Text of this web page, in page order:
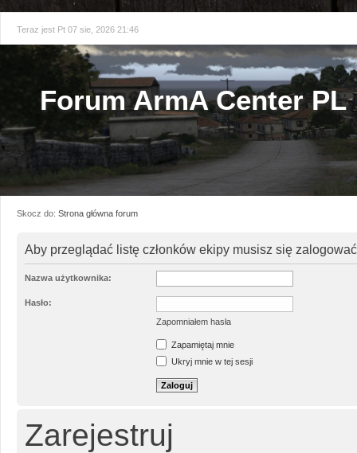
Teraz jest Pt 07 sie, 2026 21:46
Forum ArmA Center PL
Skocz do: Strona główna forum
Aby przeglądać listę członków ekipy musisz się
Nazwa użytkownika:
Hasło:
Zapomniałem hasła
Zapamiętaj mnie
Ukryj mnie w tej sesji
Zarejestruj